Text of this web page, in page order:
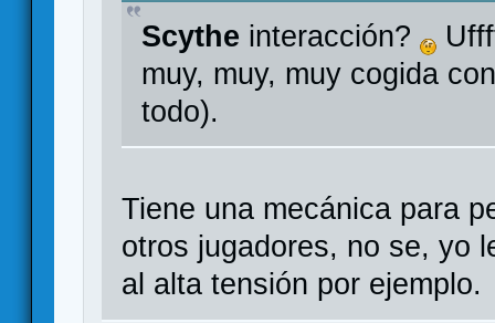
Scythe interacción?
muy, muy, muy cogida
todo).
Tiene una mecánica para
otros jugadores, no se, yo
al alta tensión por ejemplo.